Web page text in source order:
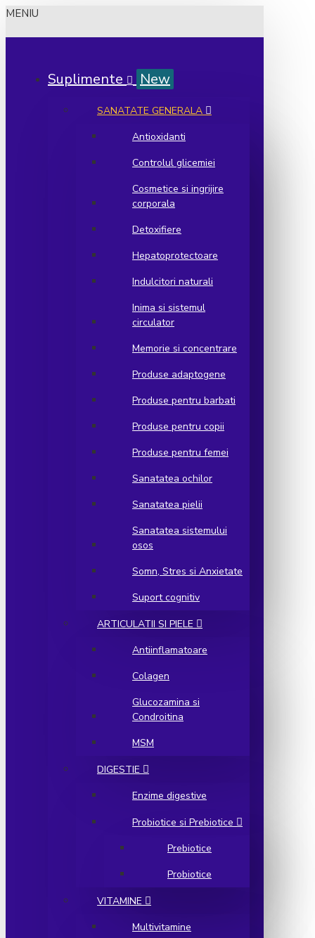
MENIU
Suplimente New
SANATATE GENERALA
Antioxidanti
Controlul glicemiei
Cosmetice si ingrijire
corporala
Detoxifiere
Hepatoprotectoare
Indulcitori naturali
Inima si sistemul
circulator
Memorie si concentrare
Produse adaptogene
Produse pentru barbati
Produse pentru copii
Produse pentru femei
Sanatatea ochilor
Sanatatea pielii
Sanatatea sistemului
osos
Somn, Stres si Anxietate
Suport cognitiv
ARTICULATII SI PIELE
Antiinflamatoare
Colagen
Glucozamina si
Condroitina
MSM
DIGESTIE
Enzime digestive
Probiotice si Prebiotice
Prebiotice
Probiotice
VITAMINE
Multivitamine